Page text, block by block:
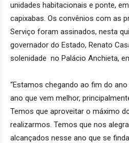
unidades habitacionais e ponte,
capixabas. Os convênios com as
Serviço foram assinados, nesta
governador do Estado, Renato
solenidade no Palácio Anchieta,
“Estamos chegando ao fim do
ano que vem melhor,
Temos que aproveitar o máximo
realizarmos. Temos que nos
alcançados nesse ano que se